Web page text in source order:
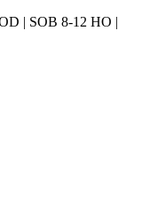
| SOB 8-12 HO |